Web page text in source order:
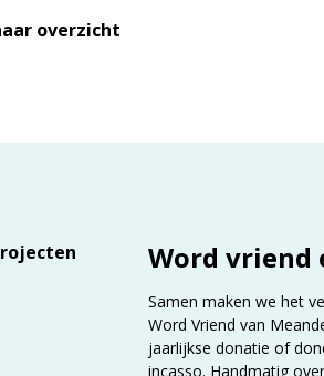
overzicht
Word vriend
Samen maken we het
Word Vriend van
jaarlijkse donatie of
incasso. Handmatig